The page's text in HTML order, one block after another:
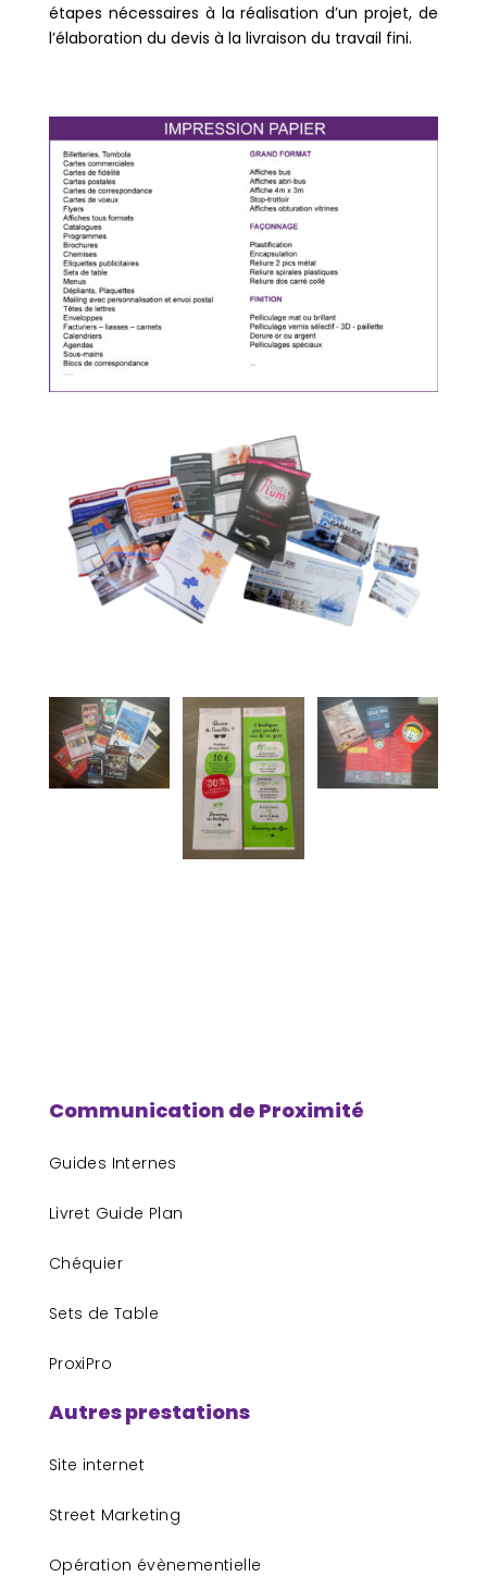
étapes nécessaires à la réalisation d’un projet, de
l’élaboration du devis à la livraison du travail fini.
Communication de Proximité
Guides Internes
Livret Guide Plan
Chéquier
Sets de Table
ProxiPro
Autres prestations
Site internet
Street Marketing
Opération évènementielle